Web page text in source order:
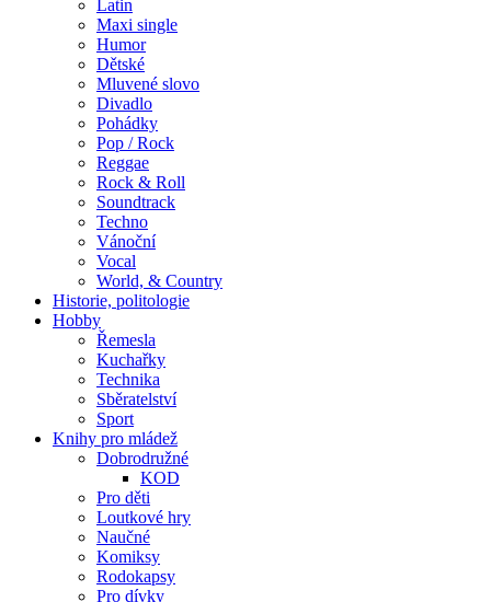
Latin
Maxi single
Humor
Dětské
Mluvené slovo
Divadlo
Pohádky
Pop / Rock
Reggae
Rock & Roll
Soundtrack
Techno
Vánoční
Vocal
World, & Country
Historie, politologie
Hobby
Řemesla
Kuchařky
Technika
Sběratelství
Sport
Knihy pro mládež
Dobrodružné
KOD
Pro děti
Loutkové hry
Naučné
Komiksy
Rodokapsy
Pro dívky